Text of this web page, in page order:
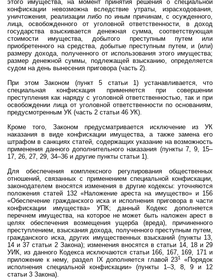
этого имущества, на момент принятия решения о специальной
конфискации невозможна вследствие утраты, израсходования,
уничтожения, реализации либо по иным причинам, с осужденного,
лица, освобожденного от уголовной ответственности, в доход
государства взыскивается денежная сумма, соответствующая
стоимости имущества, добытого преступным путем или
приобретенного на средства, добытые преступным путем, и (или)
размеру дохода, полученного от использования этого имущества;
размер денежной суммы, подлежащей взысканию, определяется
судом на день вынесения приговора (часть 2).
При этом Законом (пункт 5 статьи 1) устанавливается, что
специальная конфискация применяется при совершении
преступления как наряду с уголовной ответственностью, так и при
освобождении лица от уголовной ответственности по основаниям,
предусмотренным УК (часть 2 статьи 46 УК).
Кроме того, Законом предусматривается исключение из УК
наказания в виде конфискации имущества, а также замена его
штрафом в санкциях статей, содержащих указание на возможность
применения данного дополнительного наказания (пункты 7, 9, 15–
17, 26, 27, 29, 34–36 и другие пункты статьи 1).
Для обеспечения комплексного регулирования общественных
отношений, связанных с применением специальной конфискации,
законодателем вносятся изменения в другие кодексы: уточняются
положения статей 132 «Наложение ареста на имущество» и 156
«Обеспечение гражданского иска и исполнения приговора в части
конфискации имущества» УПК; данный Кодекс дополняется
перечнем имущества, на которое не может быть наложен арест в
целях обеспечения возмещения ущерба (вреда), причиненного
преступлением, взыскания дохода, полученного преступным путем,
гражданского иска, других имущественных взысканий (пункты 13,
14 и 37 статьи 2 Закона); изменения вносятся в статьи 14, 18 и 29
УИК, из данного Кодекса исключаются статьи 166, 167, 169, 171 и
приложение к нему, раздел IХ дополняется главой 231
«Порядок
исполнения специальной конфискации» (пункты 1–3, 8, 9 и 12
статьи 3 Закона).